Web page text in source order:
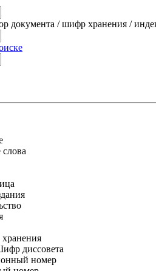
документа / шифр хранения /
диссовета
номер